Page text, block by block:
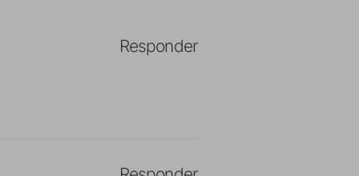
Responder